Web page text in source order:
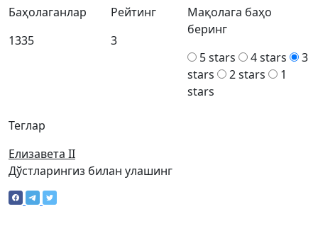
Теглар
Елизавета II
Баҳолаганлар
1335
Рейтинг
3
Мақолага баҳо
беринг
5 stars
4 stars
3
stars
2 stars
1
stars
Дўстларингиз билан улашинг